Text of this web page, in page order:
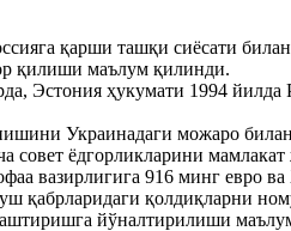
қарши ташқи сиёсати
қилиши маълум қилинди.
Эстония ҳукумати 1994
Украинадаги можаро
совет ёдгорликларини
вазирлигига 916 минг евро
қабрларидаги қолдиқларни
йўналтирилиши